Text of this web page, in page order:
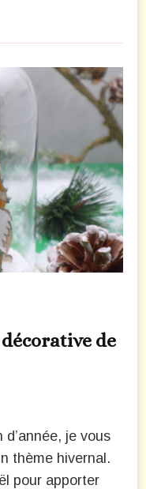
de
je vous
thème hivernal.
pour apporter